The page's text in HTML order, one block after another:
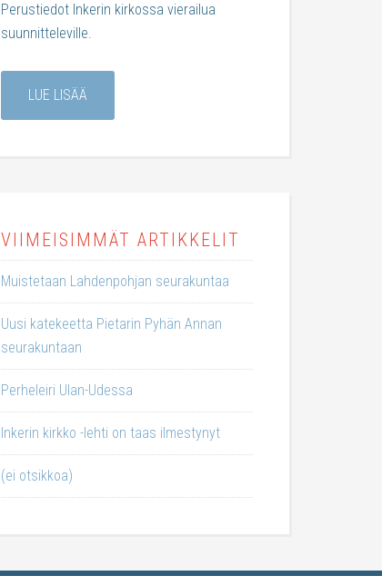
Perustiedot Inkerin kirkossa vierailua
suunnitteleville.
LUE LISÄÄ
VIIMEISIMMÄT ARTIKKELIT
Muistetaan Lahdenpohjan seurakuntaa
Uusi katekeetta Pietarin Pyhän Annan
seurakuntaan
Perheleiri Ulan-Udessa
Inkerin kirkko -lehti on taas ilmestynyt
(ei otsikkoa)